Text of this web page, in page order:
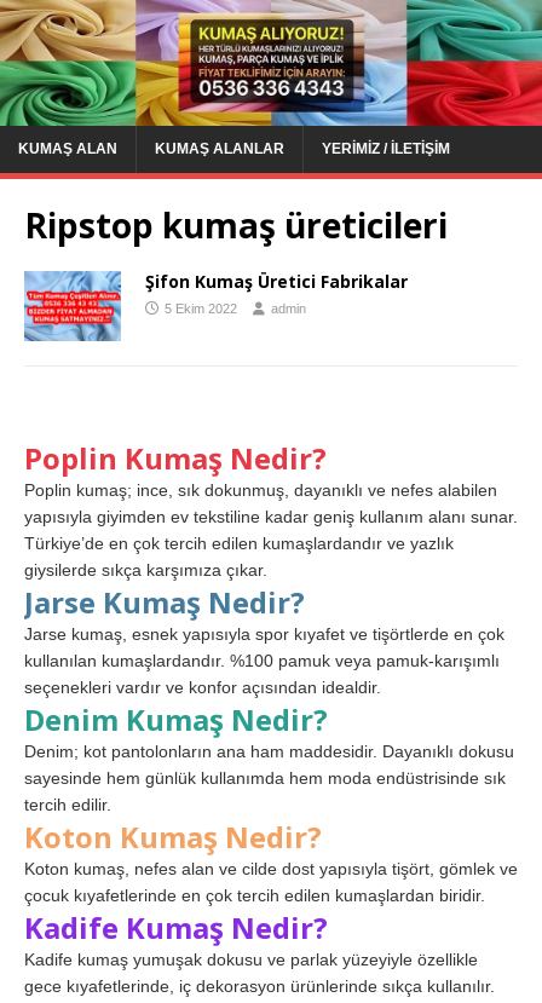
KUMAŞ ALAN KUMAŞ ALANLAR YERIMIZ / İLETIŞIM
Ripstop kumaş üreticileri
Şifon Kumaş Üretici Fabrikalar
5 Ekim 2022 admin
Poplin Kumaş Nedir?
Poplin kumaş; ince, sık dokunmuş, dayanıklı ve nefes alabilen
yapısıyla giyimden ev tekstiline kadar geniş kullanım alanı sunar.
Türkiye’de en çok tercih edilen kumaşlardandır ve yazlık
giysilerde sıkça karşımıza çıkar.
Jarse Kumaş Nedir?
Jarse kumaş, esnek yapısıyla spor kıyafet ve tişörtlerde en çok
kullanılan kumaşlardandır. %100 pamuk veya pamuk-karışımlı
seçenekleri vardır ve konfor açısından idealdir.
Denim Kumaş Nedir?
Denim; kot pantolonların ana ham maddesidir. Dayanıklı dokusu
sayesinde hem günlük kullanımda hem moda endüstrisinde sık
tercih edilir.
Koton Kumaş Nedir?
Koton kumaş, nefes alan ve cilde dost yapısıyla tişört, gömlek ve
çocuk kıyafetlerinde en çok tercih edilen kumaşlardan biridir.
Kadife Kumaş Nedir?
Kadife kumaş yumuşak dokusu ve parlak yüzeyiyle özellikle
gece kıyafetlerinde, iç dekorasyon ürünlerinde sıkça kullanılır.